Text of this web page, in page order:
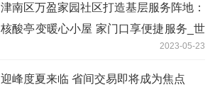
津南区万盈家园社区打造基层服务阵地：
核酸亭变暖心小屋 家门口享便捷服务_世
2023-05-23
迎峰度夏来临 省间交易即将成为焦点